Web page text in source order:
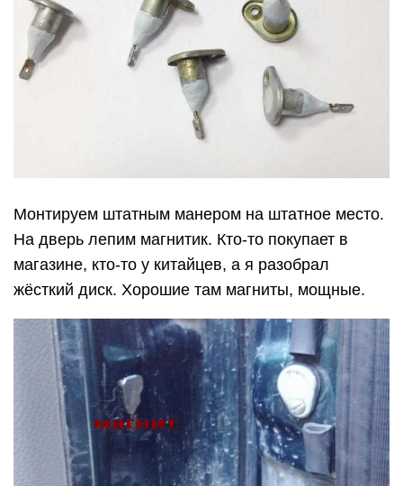
Монтируем штатным манером на штатное место.
На дверь лепим магнитик. Кто-то покупает в
магазине, кто-то у китайцев, а я разобрал
жёсткий диск. Хорошие там магниты, мощные.